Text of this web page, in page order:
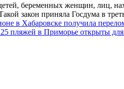
беременных женщин, лиц,
закон приняла Госдума в
в Хабаровске получила
пляжей в Приморье открыты